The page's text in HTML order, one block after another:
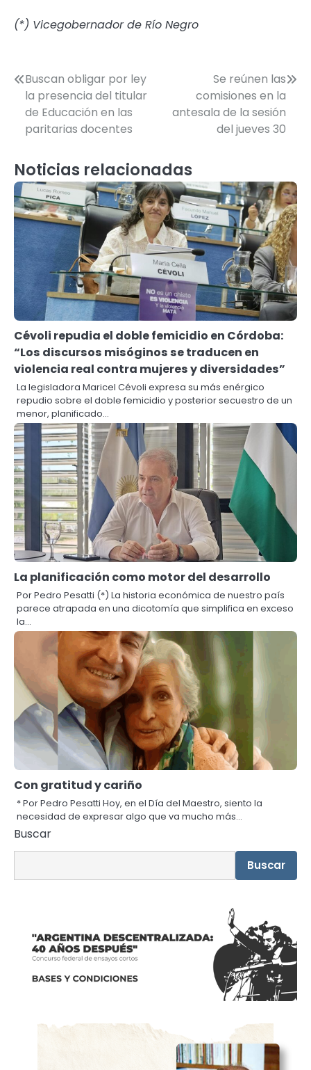
(*) Vicegobernador de Río Negro
Navegación
de
entradas
Buscan obligar por ley
la presencia del titular
de Educación en las
paritarias docentes
Se reúnen las
comisiones en la
antesala de la sesión
del jueves 30
Noticias relacionadas
Cévoli repudia el doble femicidio en Córdoba:
“Los discursos misóginos se traducen en
violencia real contra mujeres y diversidades”
La legisladora Maricel Cévoli expresa su más enérgico
repudio sobre el doble femicidio y posterior secuestro de un
menor, planificado…
La planificación como motor del desarrollo
Por Pedro Pesatti (*) La historia económica de nuestro país
parece atrapada en una dicotomía que simplifica en exceso
la…
Con gratitud y cariño
* Por Pedro Pesatti Hoy, en el Día del Maestro, siento la
necesidad de expresar algo que va mucho más…
Buscar
Buscar